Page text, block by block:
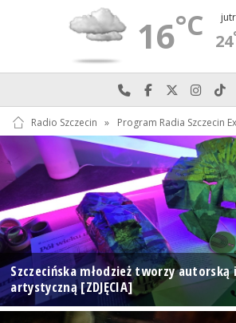
16°C 24
Najlepiej po prostu
Odwiedź nas
Odwiedź
Radio Szczecin » Program Radia Szczecin
Szczecińska młodzież tworzy
artystyczną [ZDJĘCIA]